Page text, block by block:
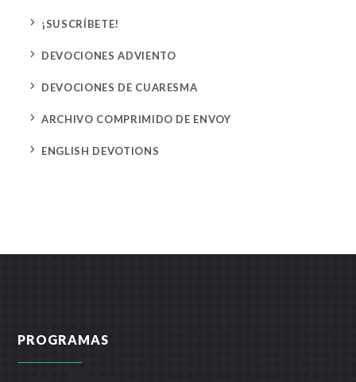
5 ¡SUSCRÍBETE!
5 DEVOCIONES ADVIENTO
5 DEVOCIONES DE CUARESMA
5 ARCHIVO COMPRIMIDO DE ENVOY
5 ENGLISH DEVOTIONS
PROGRAMAS